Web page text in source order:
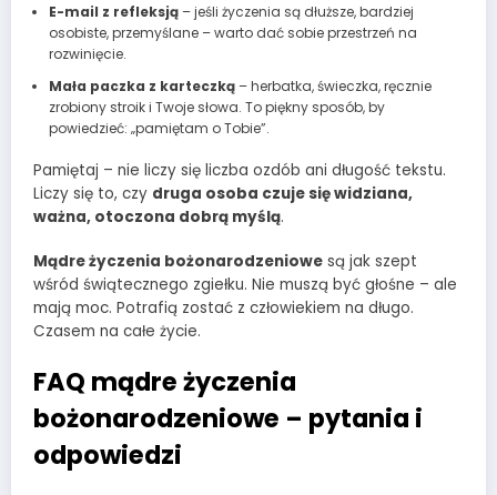
E-mail z refleksją– jeśli życzenia są dłuższe, bardziej
osobiste, przemyślane – warto dać sobie przestrzeń na
rozwinięcie.
Mała paczka z karteczką– herbatka, świeczka, ręcznie
zrobiony stroik i Twoje słowa. To piękny sposób, by
powiedzieć: „pamiętam o Tobie”.
Pamiętaj – nie liczy się liczba ozdób ani długość tekstu.
Liczy się to, czy druga osoba czuje się widziana,
ważna, otoczona dobrą myślą.
Mądre życzenia bożonarodzeniowe są jak szept
wśród świątecznego zgiełku. Nie muszą być głośne – ale
mają moc. Potrafią zostać z człowiekiem na długo.
Czasem na całe życie.
FAQ mądre życzenia
bożonarodzeniowe – pytania i
odpowiedzi